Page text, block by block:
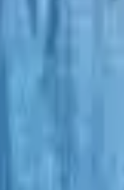
online înapoi.